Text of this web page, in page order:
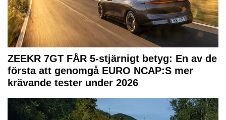
ZEEKR 7GT FÅR 5-stjärnigt betyg: En av de
första att genomgå EURO NCAP:S mer
krävande tester under 2026